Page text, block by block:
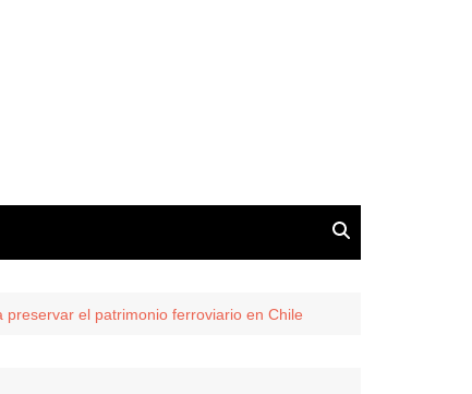
el patrimonio ferroviario en Chile